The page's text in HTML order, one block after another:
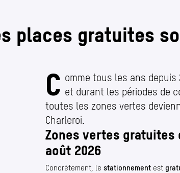
places gratuites
Le Shopping Malin et
C omme tous les ans depuis
et durant les périodes de
toutes les zones vertes
Charleroi.
Zones vertes gratuites
août 2026
Concrètement, le stationnement est